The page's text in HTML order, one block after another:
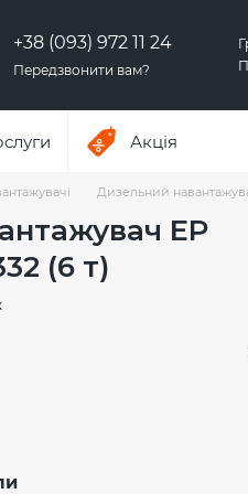
+38 (093) 972 11 24
Передзвонити вам?
Акція
Дизельний
EP
(6 т)